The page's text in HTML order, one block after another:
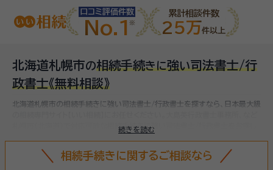
口コミ評価件数
No.1
累計相談件数
25万件以上
北海道札幌市の相続手続き に強い司法書士/行
政書士《無料相談》
続きを読む
北海道札幌市の相続手続きに強い司法書士/行政書士を探すなら、日本最大級
札幌市(北海道)で対応可能な相続手続きに強い司法書士/行政書士をお探し
な手続きです。相続人・相続財産の確認、遺言書の確認、遺産分割協議、相続財
産の名義変更、相続税の申告・納税（相続財産が基礎控除額を超えていた場合）
相続手続きに関するご相談なら